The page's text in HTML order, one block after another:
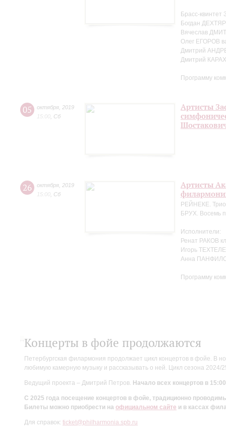
Брасс-квинтет
Богдан
Вячеслав
Олег ЕГОРОВ
Дмитрий
Дмитрий
Программу
05 октября 2019
15:00 Сб
Артисты
26 октября 2019
15:00 Сб
Артисты
РЕЙНЕКЕ. Трио
БРУХ. Восемь
Исполнители:
Ренат РАКОВ
Игорь
Анна
Программу
Концерты в фойе продолжаются
Петербургская филармония продолжает цикл концертов в фойе. В
любимую камерную музыку и рассказывать о ней. Цикл сезона
Ведущий проекта – Дмитрий Петров. Начало всех концертов в
С 2025 года посещение концертов в фойе, традиционно
Билеты можно приобрести на официальном сайте и в кассах
Для справок: ticket@philharmonia.spb.ru